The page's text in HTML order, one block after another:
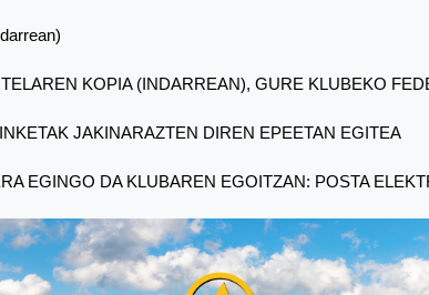
KOPIA (INDARREAN), GURE KLUBEKO
JAKINARAZTEN DIREN EPEETAN EGITEA
EGINGO DA KLUBAREN EGOITZAN: POSTA